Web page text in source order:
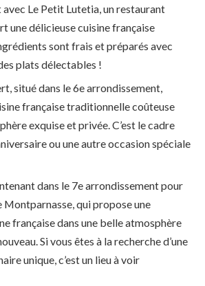
Le Petit Lutetia, un restaurant
une délicieuse cuisine française
sont frais et préparés avec
plats délectables !
situé dans le 6e arrondissement,
française traditionnelle coûteuse
exquise et privée. C’est le cadre
ou une autre occasion spéciale
dans le 7e arrondissement pour
Montparnasse, qui propose une
française dans une belle atmosphère
Si vous êtes à la recherche d’une
unique, c’est un lieu à voir